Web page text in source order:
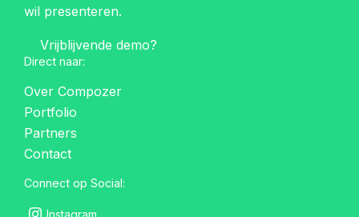
wil presenteren.
Vrijblijvende demo?
Direct naar:
Over Compozer
Portfolio
Partners
Contact
Connect op Social:
Instagram